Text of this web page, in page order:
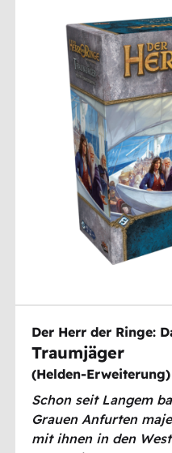
Der Herr der Ringe:
Traumjäger
(Helden-Erweiterung)
Schon seit Langem
Grauen Anfurten
mit ihnen in den